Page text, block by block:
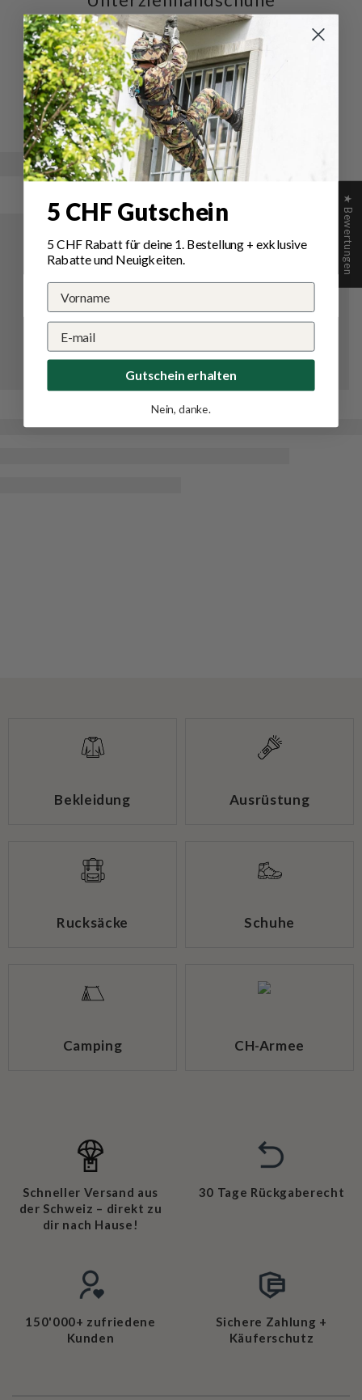
Schreiben Sie die erste Bewertung
Schreibe
eine
Bewertung
Eine
Frage
stellen
Bekleidung Ausrüstung
Rucksäcke Schuhe
Camping CH-Armee
Schneller Versand aus
der Schweiz – direkt zu
dir nach Hause!
30 Tage Rückgaberecht
150'000+ zufriedene
Kunden
Sichere Zahlung +
Käuferschutz
★ Bewertungen
5 CHF Gutschein
5 CHF Rabatt für deine 1. Bestellung+ exklusive
Rabatte und Neuigkeiten.
Gutschein erhalten
Nein, danke.